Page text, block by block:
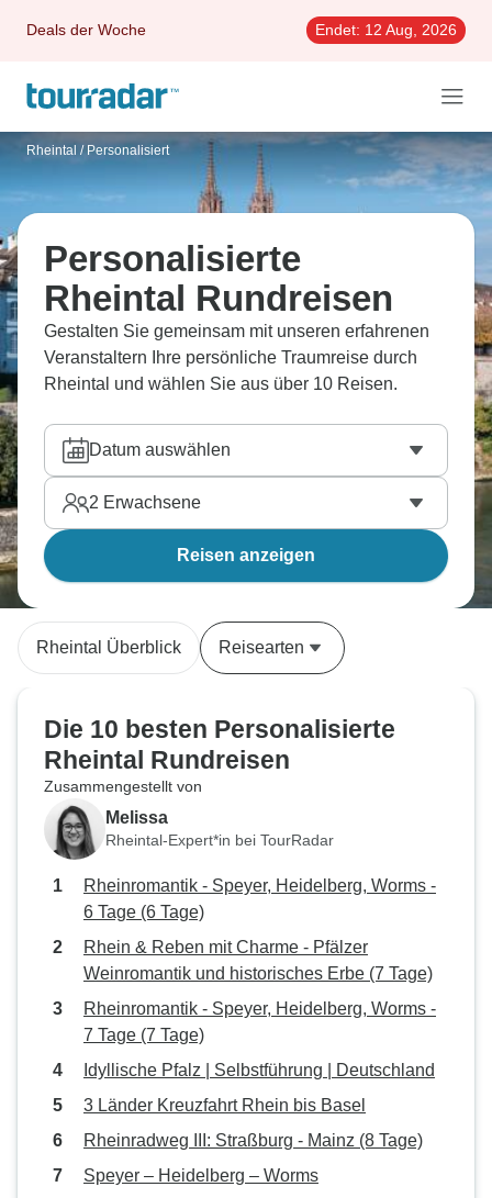
Deals der Woche Endet: 12 Aug, 2026
Rheintal / Personalisiert
Personalisierte
Rheintal Rundreisen
Gestalten Sie gemeinsam mit unseren erfahrenen
Veranstaltern Ihre persönliche Traumreise durch
Rheintal und wählen Sie aus über 10 Reisen.
Datum auswählen
2 Erwachsene
Reisen anzeigen
Rheintal Überblick Reisearten
Die 10 besten Personalisierte
Rheintal Rundreisen
Zusammengestellt von
Melissa
Rheintal-Expert*in bei TourRadar
Rheinromantik - Speyer, Heidelberg, Worms -
6 Tage (6 Tage)
Rhein & Reben mit Charme - Pfälzer
Weinromantik und historisches Erbe (7 Tage)
Rheinromantik - Speyer, Heidelberg, Worms -
7 Tage (7 Tage)
Idyllische Pfalz | Selbstführung | Deutschland
3 Länder Kreuzfahrt Rhein bis Basel
Rheinradweg III: Straßburg - Mainz (8 Tage)
Speyer – Heidelberg – Worms